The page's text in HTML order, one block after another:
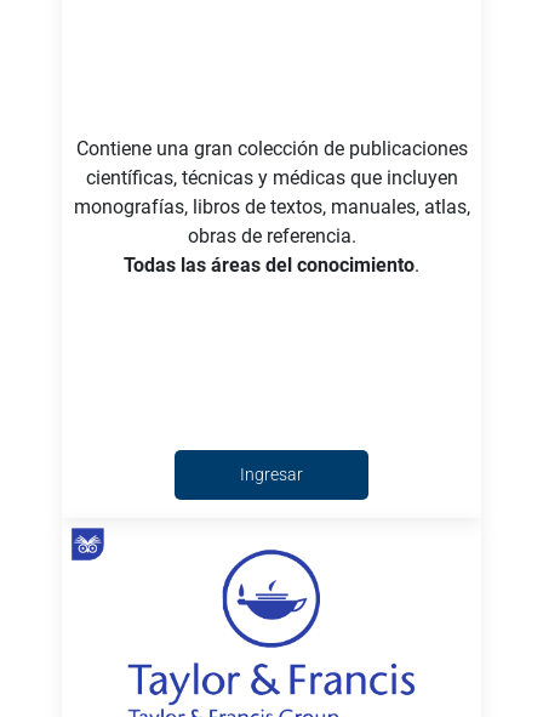
Contiene una gran colección de publicaciones
científicas, técnicas y médicas que incluyen
monografías, libros de textos, manuales, atlas,
obras de referencia.
Todas las áreas del conocimiento.
Ingresar